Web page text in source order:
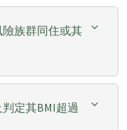
族群同住或其
定其BMI超過